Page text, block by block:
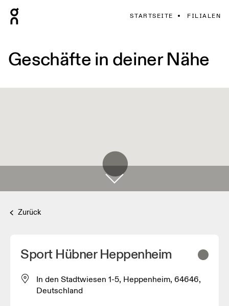
STARTSEITE FILIALEN
Geschäfte in deiner Nähe
Zurück
Sport Hübner Heppenheim
In den Stadtwiesen 1-5, Heppenheim, 64646,
Deutschland